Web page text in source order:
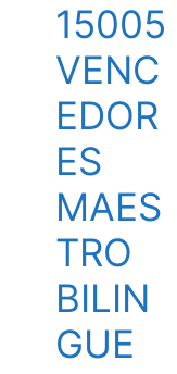
15005
VENC
EDOR
ES
MAES
TRO
BILIN
GUE